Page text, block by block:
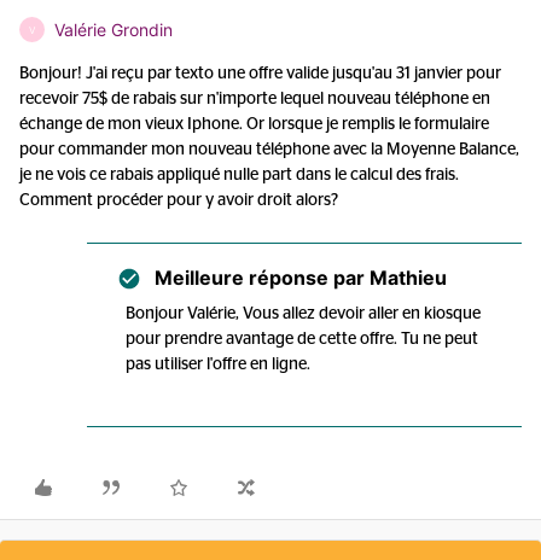
V Valérie Grondin
Bonjour! J'ai reçu par texto une offre valide jusqu'au 31 janvier pour
recevoir 75$ de rabais sur n'importe lequel nouveau téléphone en
échange de mon vieux Iphone. Or lorsque je remplis le formulaire
pour commander mon nouveau téléphone avec la Moyenne Balance,
je ne vois ce rabais appliqué nulle part dans le calcul des frais.
Comment procéder pour y avoir droit alors?
Meilleure réponse par Mathieu
Bonjour Valérie, Vous allez devoir aller en kiosque
pour prendre avantage de cette offre. Tu ne peut
pas utiliser l'offre en ligne.